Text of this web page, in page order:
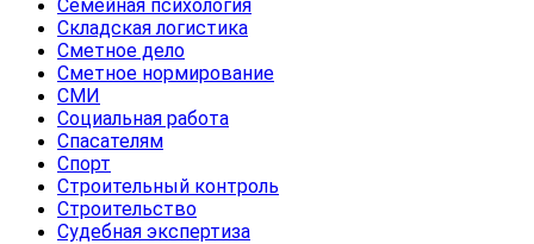
Семейная психология
Складская логистика
Сметное дело
Сметное нормирование
СМИ
Социальная работа
Спасателям
Спорт
Строительный контроль
Строительство
Судебная экспертиза